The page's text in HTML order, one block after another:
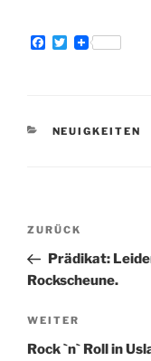
F
o
T
r
KATEGORIEN
NEUIGKEITEN
Vorheriger
Beitrag
ZURÜCK
Prädikat:
Rockscheune.
Nächster
Beitrag
WEITER
Rock `n` Roll in